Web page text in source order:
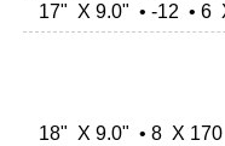
17" X 9.0" • -12 • 6
18" X 9.0" • 8 X 170